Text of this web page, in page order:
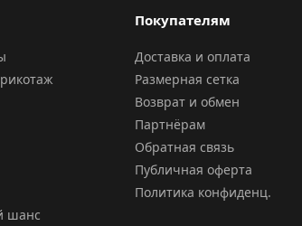
шанс
Покупателям
Доставка и оплата
Размерная сетка
Возврат и обмен
Партнёрам
Обратная связь
Публичная оферта
Политика конфиденц.